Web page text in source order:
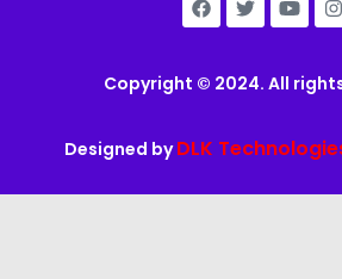
Copyright © 2024. All
Designed byDLK